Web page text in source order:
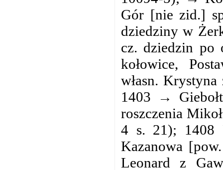
Gór [nie zid.]
dziedziny w
cz. dziedzin po
kołowice,
własn.
1403 →
roszczenia
4 s. 21); 1408
Kazanowa
Leonard z